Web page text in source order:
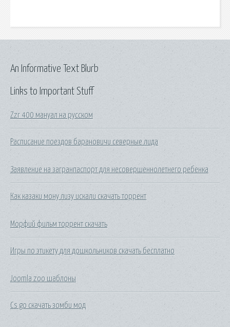
Links to Important Stuff
Zzr 400 мануал на русском
Расписание поездов барановичи северные лида
Заявление на загранпаспорт для несовершеннолетнего ребенка
Как казаки мону лизу искали скачать торрент
Морфий фильм торрент скачать
Игры по этикету для дошкольников скачать бесплатно
Joomla zoo шаблоны
Cs go скачать зомби мод
An Informative Text Blurb